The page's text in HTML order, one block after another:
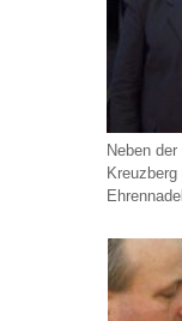
Neben